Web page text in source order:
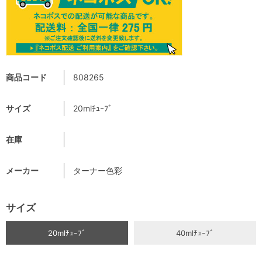
商品コード 808265
サイズ 20mlﾁｭｰﾌﾞ
在庫
メーカー ターナー色彩
サイズ
20mlﾁｭｰﾌﾞ 40mlﾁｭｰﾌﾞ